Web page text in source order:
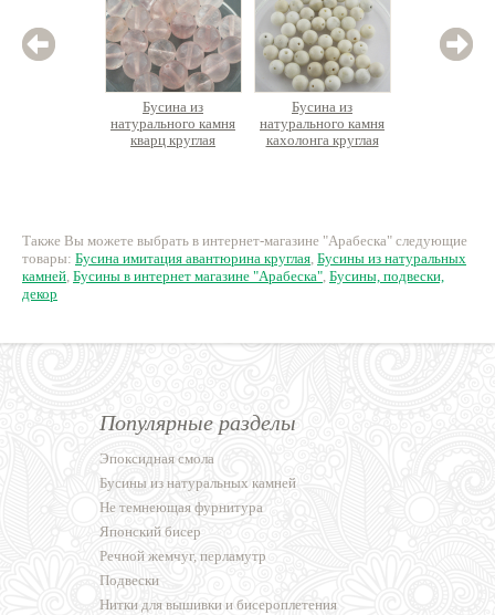
Бусина из
натурального камня
кварц круглая
Бусина из
натурального камня
кахолонга круглая
Также Вы можете выбрать в интернет-магазине "Арабеска" следующие
товары: Бусина имитация авантюрина круглая, Бусины из натуральных
камней, Бусины в интернет магазине "Арабеска", Бусины, подвески,
декор
Популярные разделы
Эпоксидная смола
Бусины из натуральных камней
Не темнеющая фурнитура
Японский бисер
Речной жемчуг, перламутр
Подвески
Нитки для вышивки и бисероплетения